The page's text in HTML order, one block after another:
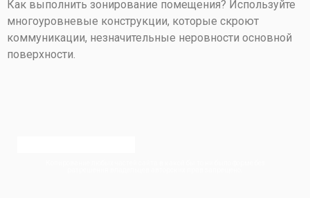
Как выполнить зонирование помещения? Используйте
многоуровневые конструкции, которые скроют
коммуникации, незначительные неровности основной
поверхности.